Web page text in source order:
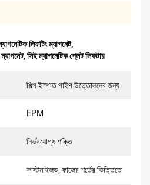
লিফটিং ম্যাগনেট,
,সিই ম্যাগনেটিক প্লেট লিফটার
শিল্প ইস্পাত পাইপ উত্তোলনের জন্য
EPM
নির্ভরযোগ্য শক্তি
কাস্টমাইজড, কাজের শর্তের ভিত্তিতে